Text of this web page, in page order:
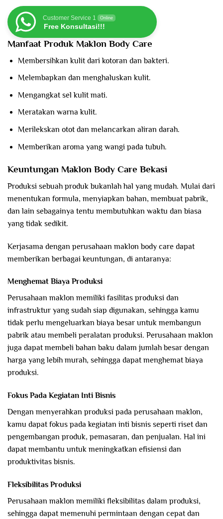
Customer Service 1 Online
Free Konsultasi!!!
Manfaat Produk Maklon Body Care
Membersihkan kulit dari kotoran dan bakteri.
Melembapkan dan menghaluskan kulit.
Mengangkat sel kulit mati.
Meratakan warna kulit.
Merilekskan otot dan melancarkan aliran darah.
Memberikan aroma yang wangi pada tubuh.
Keuntungan Maklon Body Care Bekasi
Produksi sebuah produk bukanlah hal yang mudah. Mulai dari
menentukan formula, menyiapkan bahan, membuat pabrik,
dan lain sebagainya tentu membutuhkan waktu dan biasa
yang tidak sedikit.
Kerjasama dengan perusahaan maklon body care dapat
memberikan berbagai keuntungan, di antaranya:
Menghemat Biaya Produksi
Perusahaan maklon memiliki fasilitas produksi dan
infrastruktur yang sudah siap digunakan, sehingga kamu
tidak perlu mengeluarkan biaya besar untuk membangun
pabrik atau membeli peralatan produksi. Perusahaan maklon
juga dapat membeli bahan baku dalam jumlah besar dengan
harga yang lebih murah, sehingga dapat menghemat biaya
produksi.
Fokus Pada Kegiatan Inti Bisnis
Dengan menyerahkan produksi pada perusahaan maklon,
kamu dapat fokus pada kegiatan inti bisnis seperti riset dan
pengembangan produk, pemasaran, dan penjualan. Hal ini
dapat membantu untuk meningkatkan efisiensi dan
produktivitas bisnis.
Fleksibilitas Produksi
Perusahaan maklon memiliki fleksibilitas dalam produksi,
sehingga dapat memenuhi permintaan dengan cepat dan